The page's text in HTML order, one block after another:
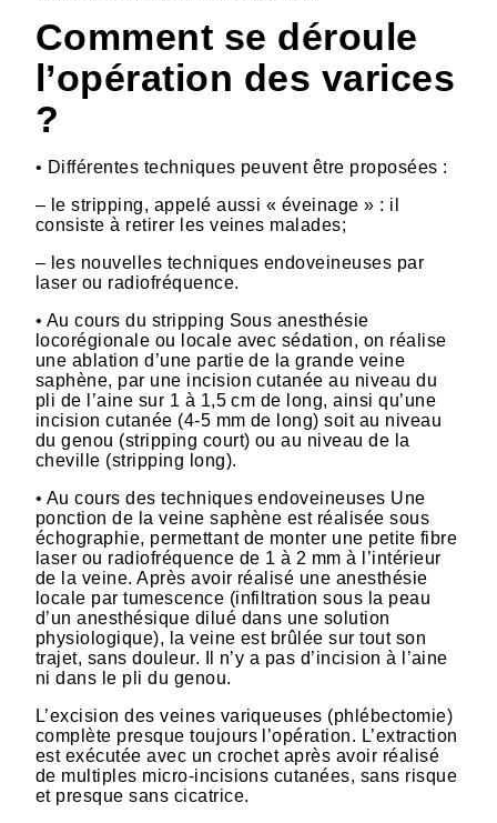
Comment se déroule
l’opération des varices
?
• Différentes techniques peuvent être proposées :
– le stripping, appelé aussi « éveinage » : il
consiste à retirer les veines malades;
– les nouvelles techniques endoveineuses par
laser ou radiofréquence.
• Au cours du stripping Sous anesthésie
locorégionale ou locale avec sédation, on réalise
une ablation d’une partie de la grande veine
saphène, par une incision cutanée au niveau du
pli de l’aine sur 1 à 1,5 cm de long, ainsi qu’une
incision cutanée (4-5 mm de long) soit au niveau
du genou (stripping court) ou au niveau de la
cheville (stripping long).
• Au cours des techniques endoveineuses Une
ponction de la veine saphène est réalisée sous
échographie, permettant de monter une petite fibre
laser ou radiofréquence de 1 à 2 mm à l’intérieur
de la veine. Après avoir réalisé une anesthésie
locale par tumescence (infiltration sous la peau
d’un anesthésique dilué dans une solution
physiologique), la veine est brûlée sur tout son
trajet, sans douleur. Il n’y a pas d’incision à l’aine
ni dans le pli du genou.
L’excision des veines variqueuses (phlébectomie)
complète presque toujours l’opération. L’extraction
est exécutée avec un crochet après avoir réalisé
de multiples micro-incisions cutanées, sans risque
et presque sans cicatrice.